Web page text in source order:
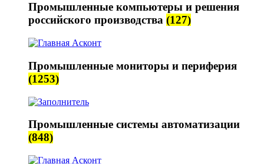
Промышленные компьютеры и решения
российского производства (127)
Промышленные мониторы и периферия
(1253)
Промышленные системы автоматизации
(848)